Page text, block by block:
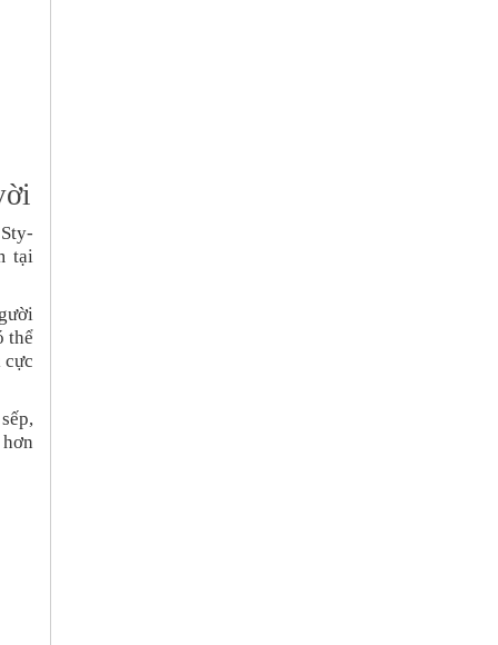
tại
thể
cực